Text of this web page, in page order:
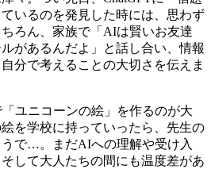
いるのを発見した時には、思わず
ろん、家族で「AIは賢いお友達
があるんだよ」と話し合い、情報
分で考えることの大切さを伝えま
ユニコーンの絵」を作るのが大
を学校に持っていったら、先生の
で…。まだAIへの理解や受け入
して大人たちの間にも温度差があ